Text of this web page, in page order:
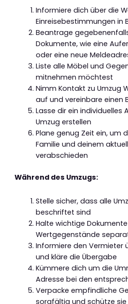
Informiere dich über die
Einreisebestimmungen in
Beantrage
Dokumente, wie eine
oder eine neue
Liste alle Möbel und
mitnehmen möchtest
Nimm Kontakt zu Umzug
auf und vereinbare einen
Lasse dir ein individuelles
Umzug erstellen
Plane genug Zeit ein, um
Familie und deinem
verabschieden
Während des Umzugs:
Stelle sicher, dass alle
beschriftet sind
Halte wichtige
Wertgegenstände
Informiere den Vermieter
und kläre die Übergabe
Kümmere dich um die
Adresse bei den
Verpacke empfindliche
sorgfältig und schütze